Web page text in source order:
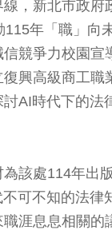
，新北市政府
115年「職」向
競爭力校園宣
興高級商工職
AI時代下的法
該處114年出
可不知的法律
涯息息相關的